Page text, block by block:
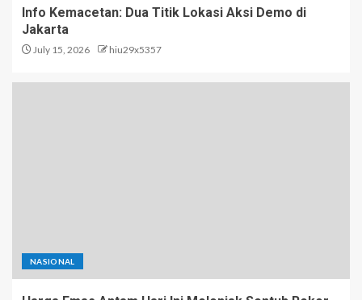
Info Kemacetan: Dua Titik Lokasi Aksi Demo di
Jakarta
July 15, 2026 hiu29x5357
NASIONAL